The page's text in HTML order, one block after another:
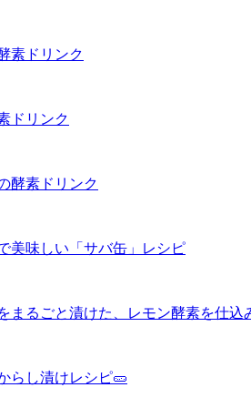
素ドリンク
ドリンク
酵素ドリンク
美味しい「サバ缶」レシピ
まるごと漬けた、レモン酵素を仕込
らし漬けレシピ🥒